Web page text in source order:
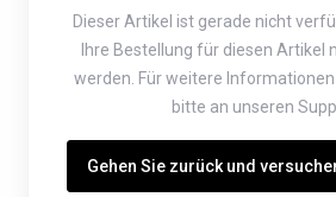
Dieser Artikel ist gerade nicht
Ihre Bestellung für diesen Artikel
werden. Für weitere
bitte an unseren
Gehen Sie zurück und